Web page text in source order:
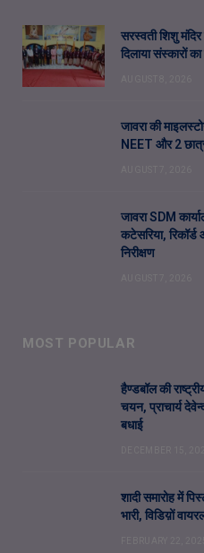
सरस्वती शिशु
दिलाया संस्कारों
जावरा की
NEET और 2
जावरा SDM
कटेसरिया,
निरीक्षण
MOST POPULAR
हैण्डबॉल की
चयन, प्राचार्य
बधाई
शादी समारोह में
भारी, विडिय़ों